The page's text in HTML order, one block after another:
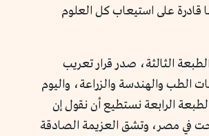
قادرة على استيعاب كل العلوم
عام الطبعة الثالثة، صدر قرار تعريب
الطب والهندسة والزراعة، واليوم
الرابعة نستطيع أن نقول إن
في مصر، وتشق العزيمة الصادقة